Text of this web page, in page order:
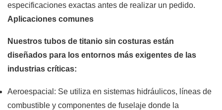
especificaciones exactas antes de realizar un pedido.
Aplicaciones comunes
Nuestros tubos de titanio sin costuras están
diseñados para los entornos más exigentes de las
industrias críticas:
Aeroespacial: Se utiliza en sistemas hidráulicos, líneas de
combustible y componentes de fuselaje donde la